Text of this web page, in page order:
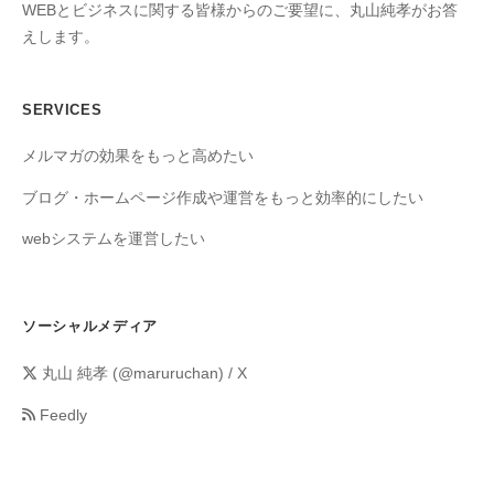
WEBとビジネスに関する皆様からのご要望に、丸山純孝がお答
えします。
SERVICES
メルマガの効果をもっと高めたい
ブログ・ホームページ作成や運営をもっと効率的にしたい
webシステムを運営したい
ソーシャルメディア
丸山 純孝 (@maruruchan) / X
Feedly